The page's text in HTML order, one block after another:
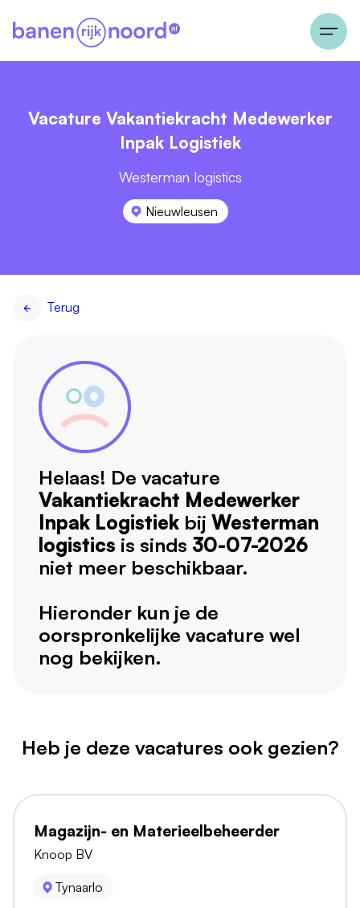
Vacature Vakantiekracht Medewerker
Inpak Logistiek
Westerman logistics
Nieuwleusen
Terug
Helaas! De vacature
Vakantiekracht Medewerker
Inpak Logistiek bij Westerman
logistics is sinds 30-07-2026
niet meer beschikbaar.
Hieronder kun je de
oorspronkelijke vacature wel
nog bekijken.
Heb je deze vacatures ook gezien?
Magazijn- en Materieelbeheerder
Knoop BV
Tynaarlo